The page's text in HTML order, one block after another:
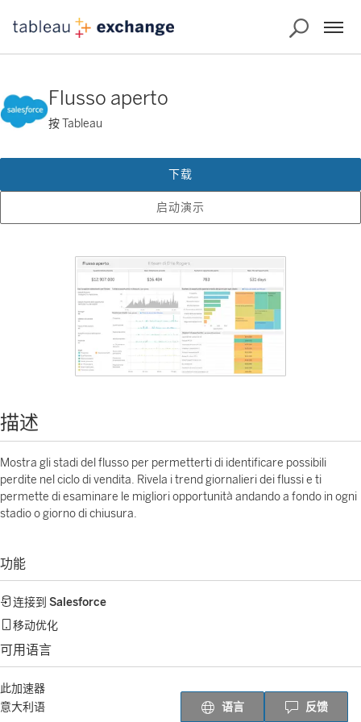
Flusso aperto
按 Tableau
启动演示
下载
描述
Mostra gli stadi del flusso per permetterti di identificare possibili
perdite nel ciclo di vendita. Rivela i trend giornalieri dei flussi e ti
permette di esaminare le migliori opportunità andando a fondo in ogni
stadio o giorno di chiusura.
功能
连接到 Salesforce
移动优化
可用语言
此加速器
意大利语
语言 反馈